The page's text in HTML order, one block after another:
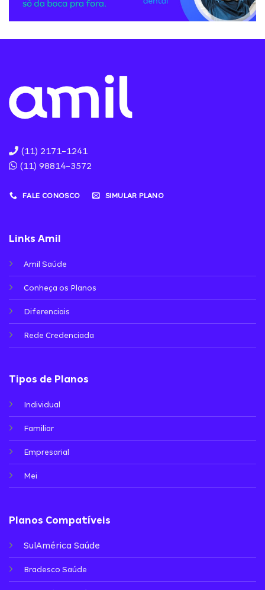
(11) 2171-1241
(11) 98814-3572
FALE CONOSCO SIMULAR PLANO
Links Amil
Amil Saúde
Conheça os Planos
Diferenciais
Rede Credenciada
Tipos de Planos
Individual
Familiar
Empresarial
Mei
Planos Compatíveis
SulAmérica Saúde
Bradesco Saúde